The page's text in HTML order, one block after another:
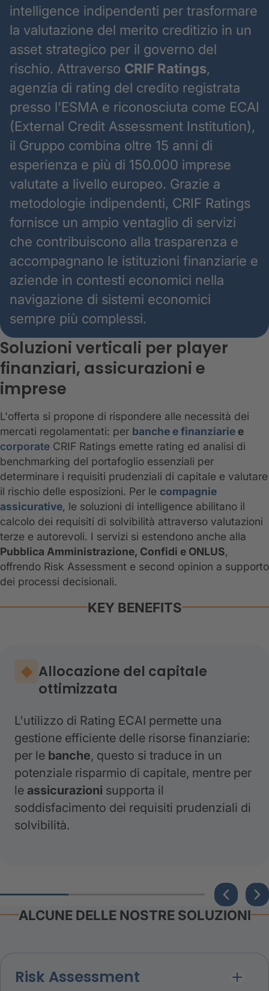
intelligence indipendenti per trasformare
la valutazione del merito creditizio in un
asset strategico per il governo del
rischio. Attraverso CRIF Ratings,
agenzia di rating del credito registrata
presso l'ESMA e riconosciuta come ECAI
(External Credit Assessment Institution),
il Gruppo combina oltre 15 anni di
esperienza e più di 150.000 imprese
valutate a livello europeo. Grazie a
metodologie indipendenti, CRIF Ratings
fornisce un ampio ventaglio di servizi
che contribuiscono alla trasparenza e
accompagnano le istituzioni finanziarie e
aziende in contesti economici nella
navigazione di sistemi economici
sempre più complessi.
Soluzioni verticali per player
finanziari, assicurazioni e
imprese
L'offerta si propone di rispondere alle necessità dei
mercati regolamentati: per banche e finanziariee
corporate CRIF Ratings emette rating ed analisi di
benchmarking del portafoglio essenziali per
determinare i requisiti prudenziali di capitale e valutare
il rischio delle esposizioni. Per le compagnie
assicurative, le soluzioni di intelligence abilitano il
calcolo dei requisiti di solvibilità attraverso valutazioni
terze e autorevoli. I servizi si estendono anche alla
Pubblica Amministrazione, Confidi e ONLUS,
offrendo Risk Assessment e second opinion a supporto
dei processi decisionali.
KEY BENEFITS
Allocazione del capitale
ottimizzata
L'utilizzo di Rating ECAI permette una
gestione efficiente delle risorse finanziarie:
per le banche, questo si traduce in un
potenziale risparmio di capitale, mentre per
le assicurazioni supporta il
soddisfacimento dei requisiti prudenziali di
solvibilità.
ALCUNE DELLE NOSTRE SOLUZIONI
Risk Assessment